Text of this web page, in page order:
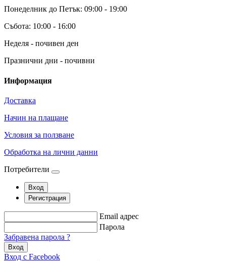
Понеделник до Петък: 09:00 - 19:00
Събота: 10:00 - 16:00
Неделя - почивен ден
Празнични дни - почивни
Информация
Доставка
Начин на плащане
Условия за ползване
Обработка на лични данни
Потребители
Вход
Регистрация
Email адрес
Парола
Забравена парола ?
Вход
Вход с Facebook